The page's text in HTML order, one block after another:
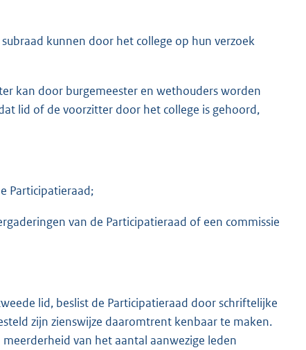
kunnen door het college op hun verzoek
kan door burgemeester en wethouders worden
lid of de voorzitter door het college is gehoord,
Participatieraad;
van de Participatieraad of een commissie
lid, beslist de Participatieraad door schriftelijke
zijn zienswijze daaromtrent kenbaar te maken.
van het aantal aanwezige leden